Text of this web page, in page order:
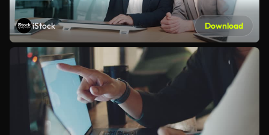
iStock Download